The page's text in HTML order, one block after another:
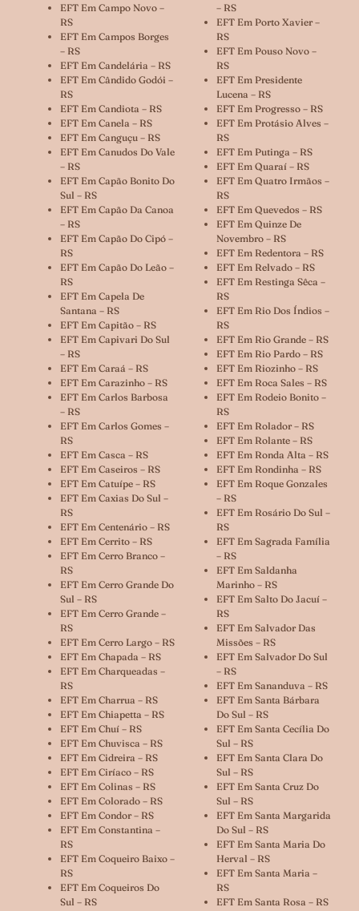
EFT Em Campo Novo –
RS
EFT Em Campos Borges
– RS
EFT Em Candelária – RS
EFT Em Cândido Godói –
RS
EFT Em Candiota – RS
EFT Em Canela – RS
EFT Em Canguçu – RS
EFT Em Canudos Do Vale
– RS
EFT Em Capão Bonito Do
Sul – RS
EFT Em Capão Da Canoa
– RS
EFT Em Capão Do Cipó –
RS
EFT Em Capão Do Leão –
RS
EFT Em Capela De
Santana – RS
EFT Em Capitão – RS
EFT Em Capivari Do Sul
– RS
EFT Em Caraá – RS
EFT Em Carazinho – RS
EFT Em Carlos Barbosa
– RS
EFT Em Carlos Gomes –
RS
EFT Em Casca – RS
EFT Em Caseiros – RS
EFT Em Catuípe – RS
EFT Em Caxias Do Sul –
RS
EFT Em Centenário – RS
EFT Em Cerrito – RS
EFT Em Cerro Branco –
RS
EFT Em Cerro Grande Do
Sul – RS
EFT Em Cerro Grande –
RS
EFT Em Cerro Largo – RS
EFT Em Chapada – RS
EFT Em Charqueadas –
RS
EFT Em Charrua – RS
EFT Em Chiapetta – RS
EFT Em Chuí – RS
EFT Em Chuvisca – RS
EFT Em Cidreira – RS
EFT Em Ciríaco – RS
EFT Em Colinas – RS
EFT Em Colorado – RS
EFT Em Condor – RS
EFT Em Constantina –
RS
EFT Em Coqueiro Baixo –
RS
EFT Em Coqueiros Do
Sul – RS
– RS
EFT Em Porto Xavier –
RS
EFT Em Pouso Novo –
RS
EFT Em Presidente
Lucena – RS
EFT Em Progresso – RS
EFT Em Protásio Alves –
RS
EFT Em Putinga – RS
EFT Em Quaraí – RS
EFT Em Quatro Irmãos –
RS
EFT Em Quevedos – RS
EFT Em Quinze De
Novembro – RS
EFT Em Redentora – RS
EFT Em Relvado – RS
EFT Em Restinga Sêca –
RS
EFT Em Rio Dos Índios –
RS
EFT Em Rio Grande – RS
EFT Em Rio Pardo – RS
EFT Em Riozinho – RS
EFT Em Roca Sales – RS
EFT Em Rodeio Bonito –
RS
EFT Em Rolador – RS
EFT Em Rolante – RS
EFT Em Ronda Alta – RS
EFT Em Rondinha – RS
EFT Em Roque Gonzales
– RS
EFT Em Rosário Do Sul –
RS
EFT Em Sagrada Família
– RS
EFT Em Saldanha
Marinho – RS
EFT Em Salto Do Jacuí –
RS
EFT Em Salvador Das
Missões – RS
EFT Em Salvador Do Sul
– RS
EFT Em Sananduva – RS
EFT Em Santa Bárbara
Do Sul – RS
EFT Em Santa Cecília Do
Sul – RS
EFT Em Santa Clara Do
Sul – RS
EFT Em Santa Cruz Do
Sul – RS
EFT Em Santa Margarida
Do Sul – RS
EFT Em Santa Maria Do
Herval – RS
EFT Em Santa Maria –
RS
EFT Em Santa Rosa – RS